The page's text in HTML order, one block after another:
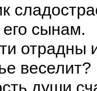
сынам.
отрадны
веселит?
души